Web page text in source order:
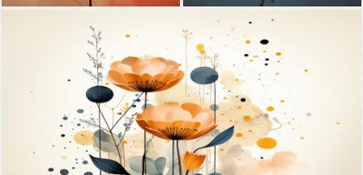
زهور زهور